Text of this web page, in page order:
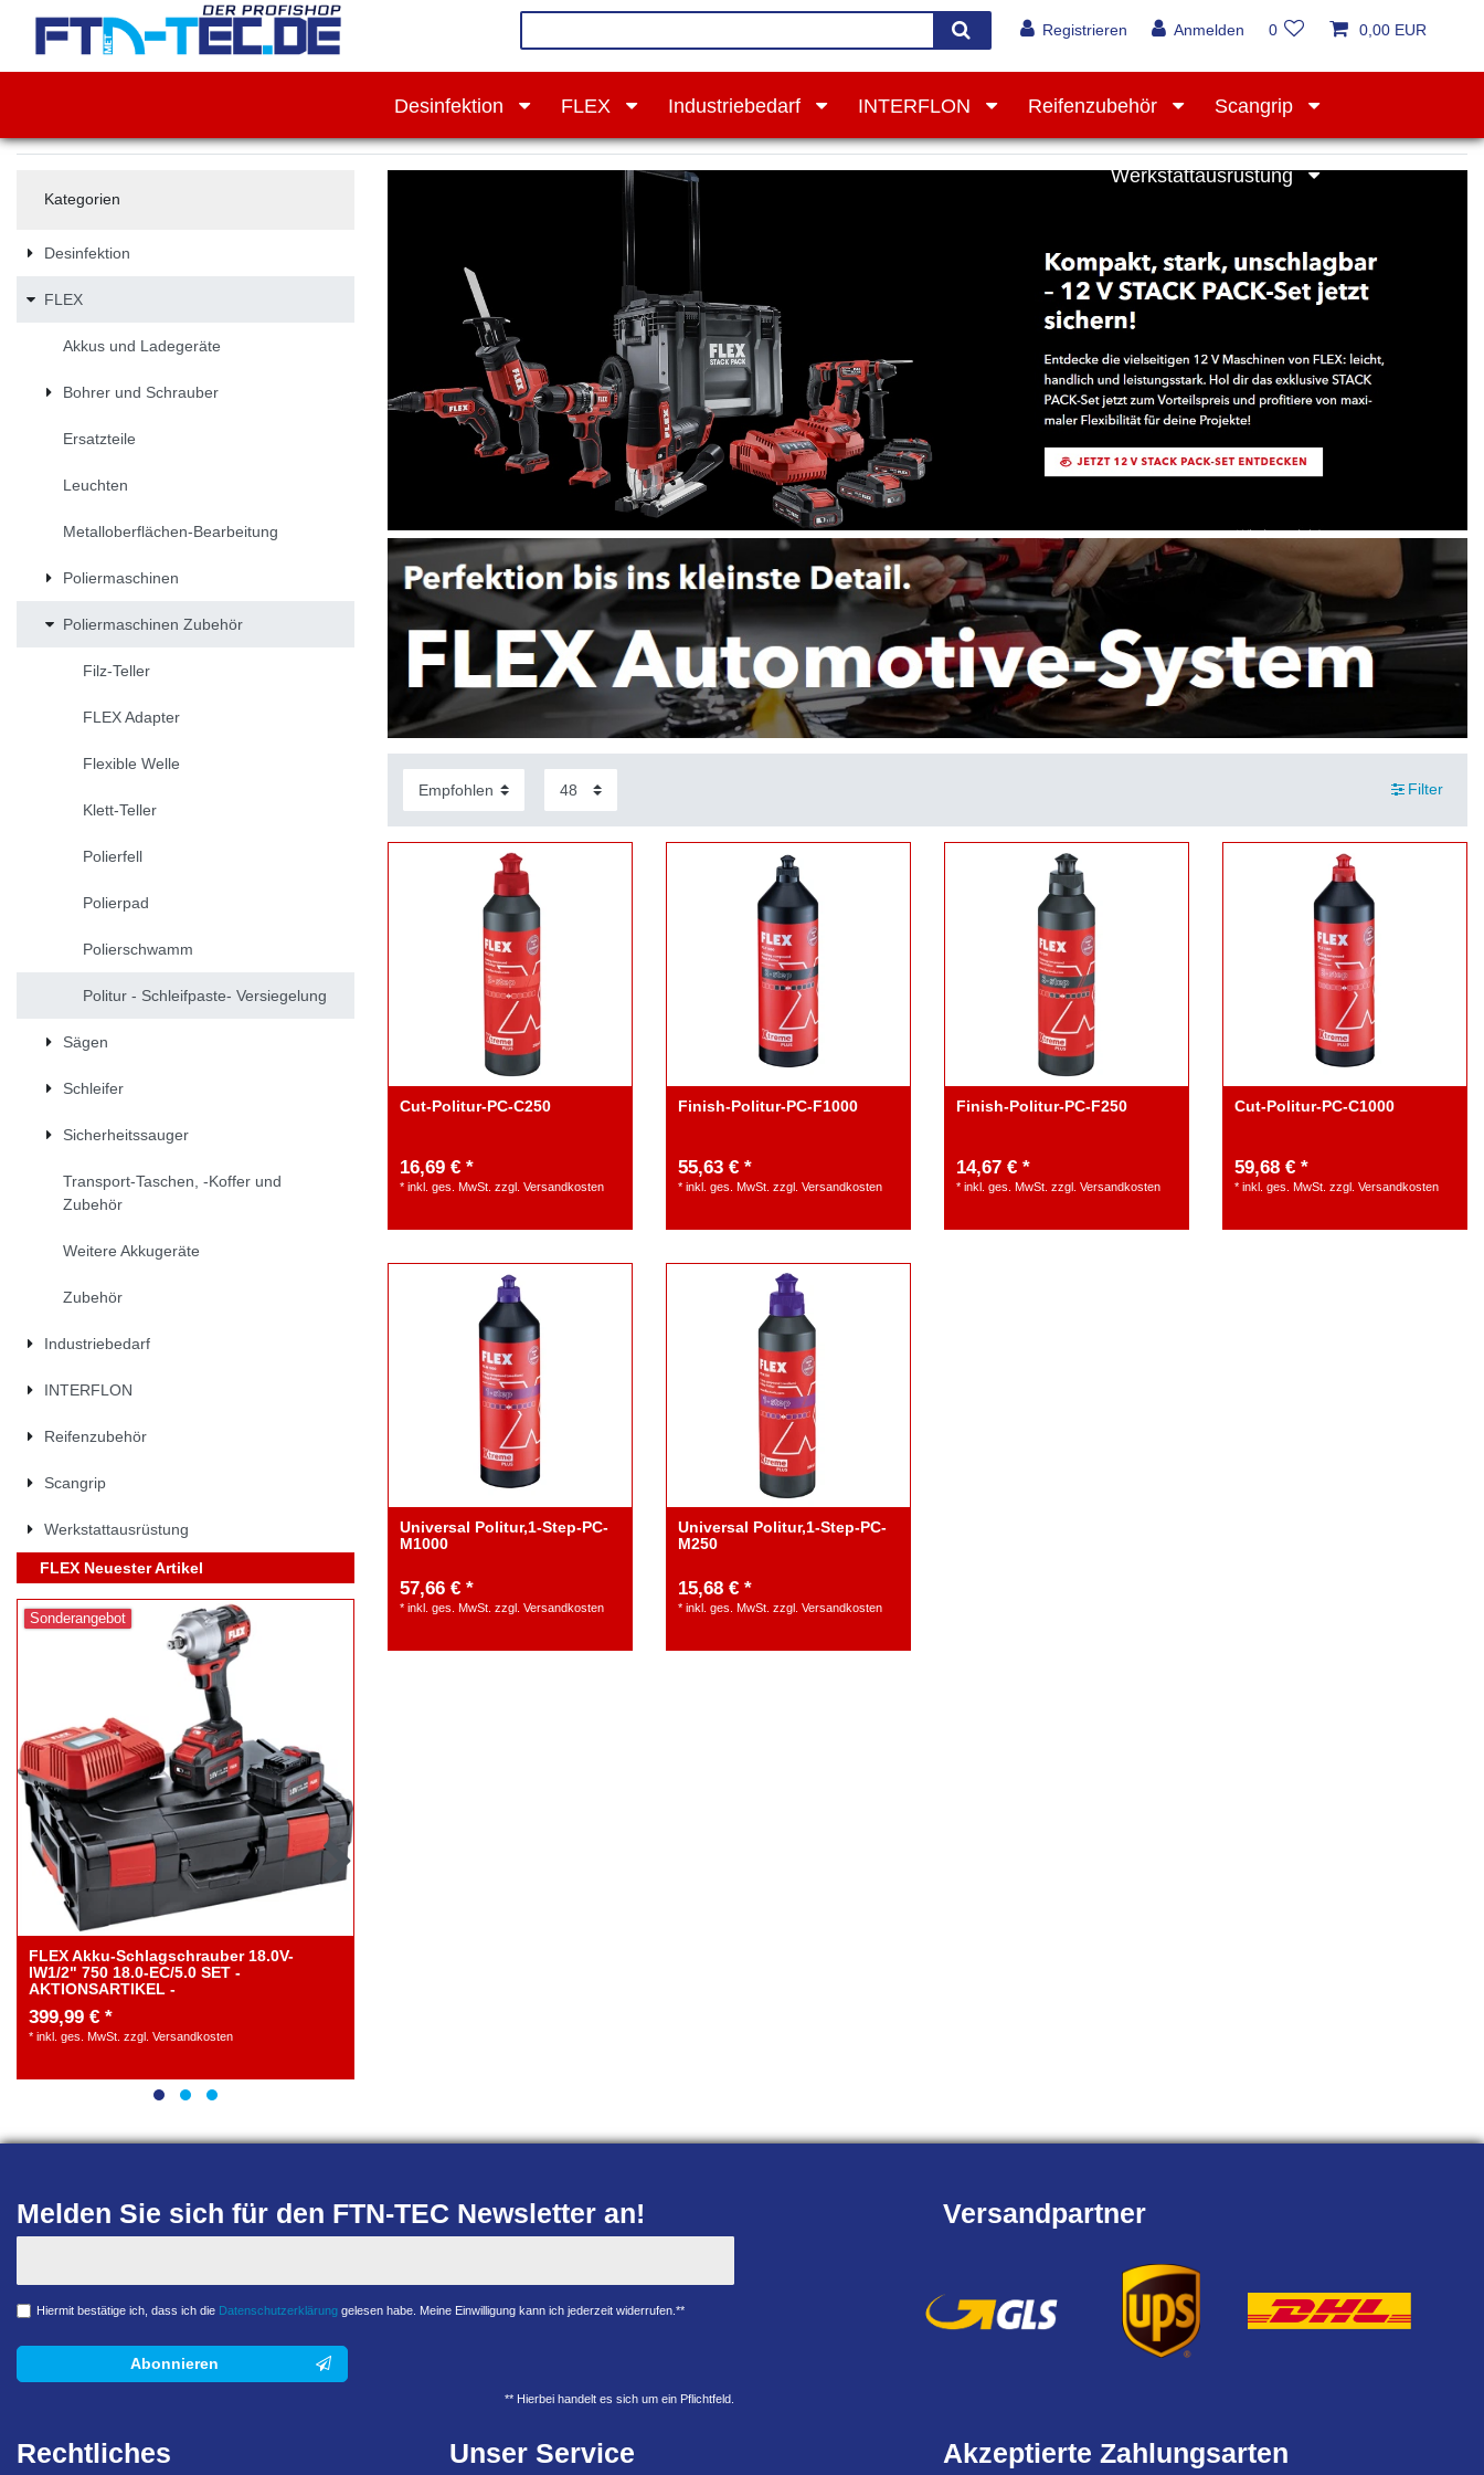
Registrieren Anmelden 0 0,00 EUR
Desinfektion FLEX Industriebedarf INTERFLON Reifenzubehör Scangrip
Werkstattausrüstung
Kategorien
Desinfektion
FLEX
Akkus und Ladegeräte
Bohrer und Schrauber
Ersatzteile
Leuchten
Metalloberflächen-Bearbeitung
Poliermaschinen
Poliermaschinen Zubehör
Filz-Teller
FLEX Adapter
Flexible Welle
Klett-Teller
Polierfell
Polierpad
Polierschwamm
Politur - Schleifpaste- Versiegelung
Sägen
Schleifer
Sicherheitssauger
Transport-Taschen, -Koffer und
Zubehör
Weitere Akkugeräte
Zubehör
Industriebedarf
INTERFLON
Reifenzubehör
Scangrip
Werkstattausrüstung
FLEX Neuester Artikel
Sonderangebot
FLEX Akku-Schlagschrauber 18.0V-
IW1/2" 750 18.0-EC/5.0 SET -
AKTIONSARTIKEL -
399,99 € *
*inkl. ges. MwSt. zzgl.Versandkosten
Filter
Cut-Politur-PC-C250
16,69 € *
*inkl. ges. MwSt. zzgl.Versandkosten
Finish-Politur-PC-F1000
55,63 € *
*inkl. ges. MwSt. zzgl.Versandkosten
Finish-Politur-PC-F250
14,67 € *
*inkl. ges. MwSt. zzgl.Versandkosten
Cut-Politur-PC-C1000
59,68 € *
*inkl. ges. MwSt. zzgl.Versandkosten
Universal Politur,1-Step-PC-
M1000
57,66 € *
*inkl. ges. MwSt. zzgl.Versandkosten
Universal Politur,1-Step-PC-
M250
15,68 € *
*inkl. ges. MwSt. zzgl.Versandkosten
Melden Sie sich für den FTN-TEC Newsletter an!
Hiermit bestätige ich, dass ich die Daten­schutz­erklärunggelesen habe. Meine Einwilligung kann ich jederzeit widerrufen.**
Abonnieren
** Hierbei handelt es sich um ein Pflichtfeld.
Versandpartner
Rechtliches Unser Service Akzeptierte Zahlungsarten